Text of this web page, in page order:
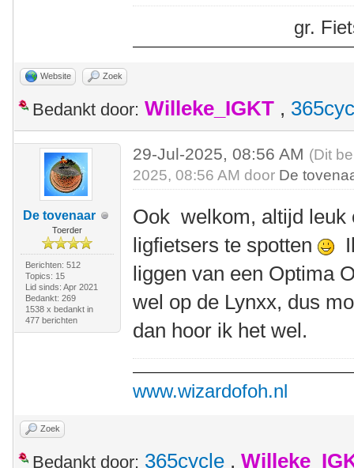
gr.
Website Zoek
Bedankt door: Willeke_IGKT ,
De tovenaar
Toerder
Berichten: 512
Topics: 15
Lid sinds: Apr 2021
Bedankt: 269
1538 x bedankt in
477 berichten
29-Jul-2025, 08:56 AM (Dit
2025, 08:56 AM door De
Ook welkom, altijd leuk
ligfietsers te spotten
liggen van een Optima
wel op de Lynxx, dus
dan hoor ik het wel.
www.wizardofoh.nl
Zoek
Bedankt door: 365cycle ,